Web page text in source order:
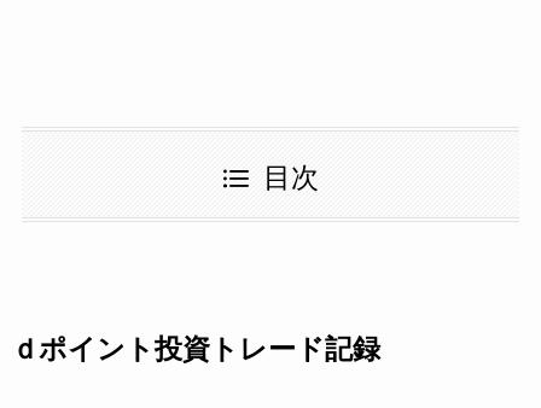
目次
ｄポイント投資トレード記録